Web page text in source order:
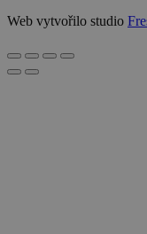
Web vytvořilo studio